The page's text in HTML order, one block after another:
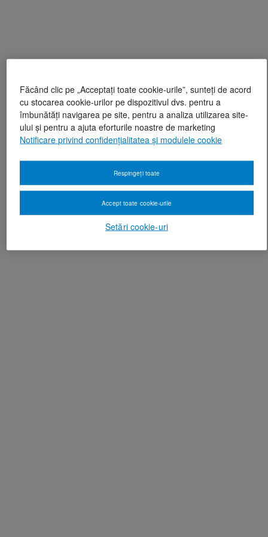
Făcând clic pe „Acceptați toate cookie-urile”, sunteți de acord
cu stocarea cookie-urilor pe dispozitivul dvs. pentru a
îmbunătăți navigarea pe site, pentru a analiza utilizarea site-
ului și pentru a ajuta eforturile noastre de marketing
Notificare privind confidențialitatea și modulele cookie
Setări cookie-uri
Respingeți toate
Accept toate cookie-urile